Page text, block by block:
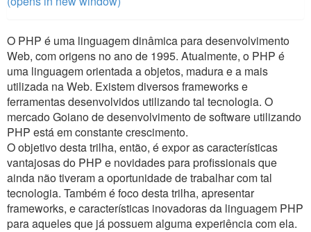
O PHP é uma linguagem dinâmica para desenvolvimento
Web, com origens no ano de 1995. Atualmente, o PHP é
uma linguagem orientada a objetos, madura e a mais
utilizada na Web. Existem diversos frameworks e
ferramentas desenvolvidos utilizando tal tecnologia. O
mercado Goiano de desenvolvimento de software utilizando
PHP está em constante crescimento.
O objetivo desta trilha, então, é expor as características
vantajosas do PHP e novidades para profissionais que
ainda não tiveram a oportunidade de trabalhar com tal
tecnologia. Também é foco desta trilha, apresentar
frameworks, e características inovadoras da linguagem PHP
para aqueles que já possuem alguma experiência com ela.